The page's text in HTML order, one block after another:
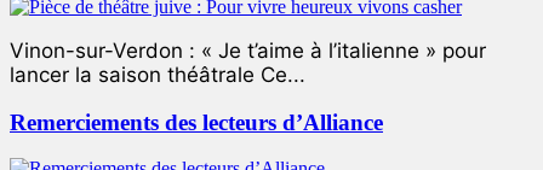
Vinon-sur-Verdon : « Je t’aime à l’italienne » pour
lancer la saison théâtrale Ce...
Remerciements des lecteurs d’Alliance